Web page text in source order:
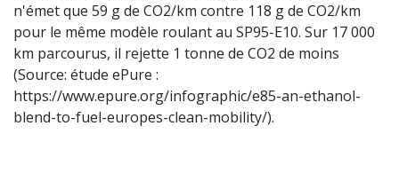
n'émet que 59 g de CO2/km contre 118 g de CO2/km
pour le même modèle roulant au SP95-E10. Sur 17 000
km parcourus, il rejette 1 tonne de CO2 de moins
(Source: étude ePure :
https://www.epure.org/infographic/e85-an-ethanol-
blend-to-fuel-europes-clean-mobility/).